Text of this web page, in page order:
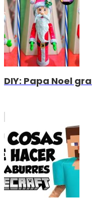
DIY: Papa Noel